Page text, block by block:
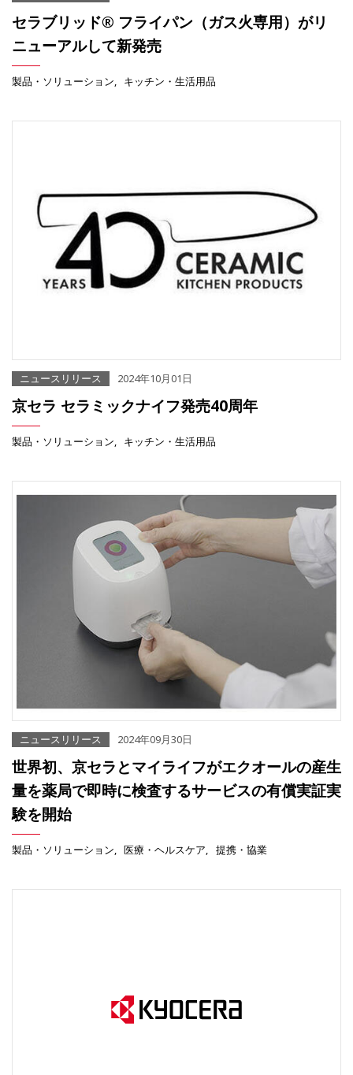
セラブリッド® フライパン（ガス火専用）がリ
ニューアルして新発売
製品・ソリューション キッチン・生活用品
ニュースリリース 2024年10月01日
京セラ セラミックナイフ発売40周年
製品・ソリューション キッチン・生活用品
ニュースリリース 2024年09月30日
世界初、京セラとマイライフがエクオールの産生
量を薬局で即時に検査するサービスの有償実証実
験を開始
製品・ソリューション 医療・ヘルスケア 提携・協業